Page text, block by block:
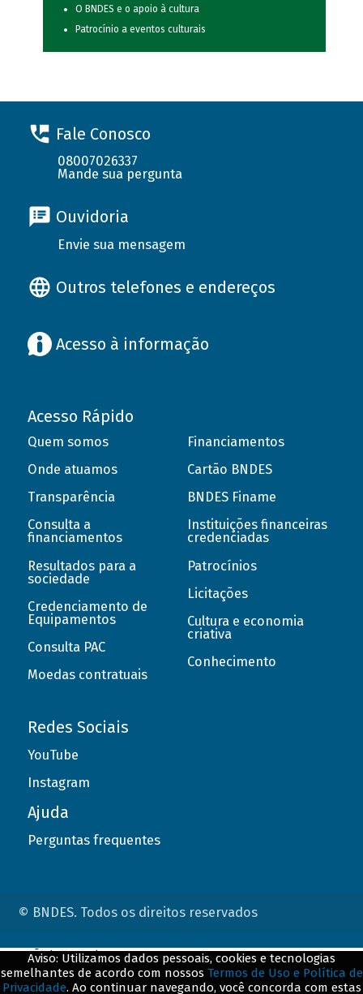
O BNDES e o apoio à cultura
Patrocínio a eventos culturais
Fale Conosco
08007026337
Mande sua pergunta
Ouvidoria
Envie sua mensagem
Outros telefones e endereços
Acesso à informação
Acesso Rápido
Quem somos
Onde atuamos
Transparência
Consulta a
financiamentos
Resultados para a
sociedade
Credenciamento de
Equipamentos
Consulta PAC
Moedas contratuais
Financiamentos
Cartão BNDES
BNDES Finame
Instituições financeiras
credenciadas
Patrocínios
Licitações
Cultura e economia
criativa
Conhecimento
Redes Sociais
YouTube
Instagram
Ajuda
Perguntas frequentes
© BNDES. Todos os direitos reservados
Aviso: Utilizamos dados pessoais, cookies e tecnologias
semelhantes de acordo com nossos Termos de Uso e Política de
Privacidade. Ao continuar navegando, você concorda com estas
ConteÃºdo complementar
${title}${badge}